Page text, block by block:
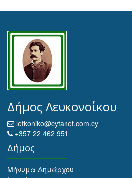
Δήμος Λευκονοίκου
lefkoniko@cytanet.com.cy
+357 22 462 951
Δήμος
Μήνυμα Δημάρχου